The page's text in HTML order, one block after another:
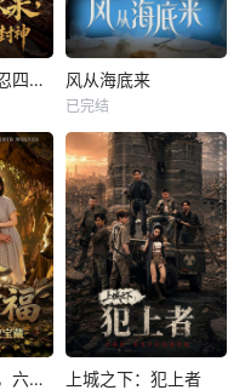
寿宴掀桌，隐忍四年我封神 风从海底来
已完结
八朵金花有福，六零猎户爹进山挖宝藏 上城之下：犯上者